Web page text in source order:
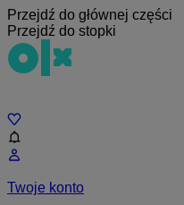
Przejdź do głównej części
Przejdź do stopki
Twoje konto